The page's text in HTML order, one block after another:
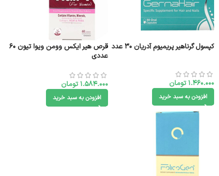
کپسول گرناهیر پریمیوم آدریان 30 عدد
1.460.000تومان
افزودن به سبد خرید
قرص هیر ایکس وومن ویوا تیون 60
عددی
1.584.000تومان
افزودن به سبد خرید